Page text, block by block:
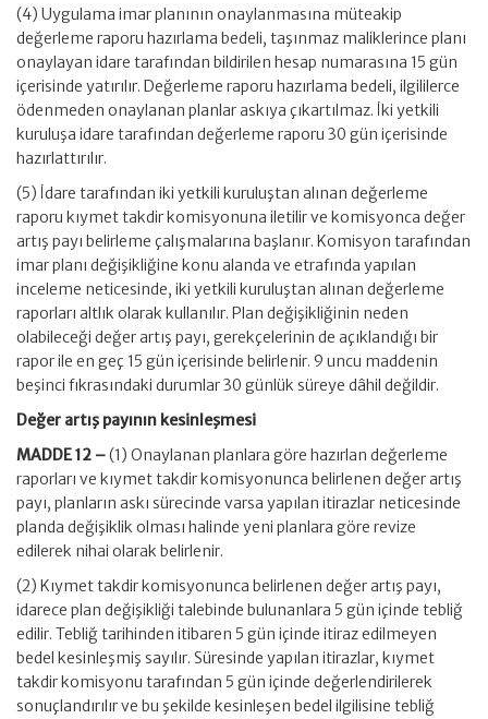
(4) Uygulama imar planının onaylanmasına müteakip
değerleme raporu hazırlama bedeli, taşınmaz maliklerince planı
onaylayan idare tarafından bildirilen hesap numarasına 15 gün
içerisinde yatırılır. Değerleme raporu hazırlama bedeli, ilgililerce
ödenmeden onaylanan planlar askıya çıkartılmaz. İki yetkili
kuruluşa idare tarafından değerleme raporu 30 gün içerisinde
hazırlattırılır.
(5) İdare tarafından iki yetkili kuruluştan alınan değerleme
raporu kıymet takdir komisyonuna iletilir ve komisyonca değer
artış payı belirleme çalışmalarına başlanır. Komisyon tarafından
imar planı değişikliğine konu alanda ve etrafında yapılan
inceleme neticesinde, iki yetkili kuruluştan alınan değerleme
raporları altlık olarak kullanılır. Plan değişikliğinin neden
olabileceği değer artış payı, gerekçelerinin de açıklandığı bir
rapor ile en geç 15 gün içerisinde belirlenir. 9 uncu maddenin
beşinci fıkrasındaki durumlar 30 günlük süreye dâhil değildir.
Değer artış payının kesinleşmesi
MADDE 12 –(1) Onaylanan planlara göre hazırlan değerleme
raporları ve kıymet takdir komisyonunca belirlenen değer artış
payı, planların askı sürecinde varsa yapılan itirazlar neticesinde
planda değişiklik olması halinde yeni planlara göre revize
edilerek nihai olarak belirlenir.
(2) Kıymet takdir komisyonunca belirlenen değer artış payı,
idarece plan değişikliği talebinde bulunanlara 5 gün içinde tebliğ
edilir. Tebliğ tarihinden itibaren 5 gün içinde itiraz edilmeyen
bedel kesinleşmiş sayılır. Süresinde yapılan itirazlar, kıymet
takdir komisyonu tarafından 5 gün içinde değerlendirilerek
sonuçlandırılır ve bu şekilde kesinleşen bedel ilgilisine tebliğ